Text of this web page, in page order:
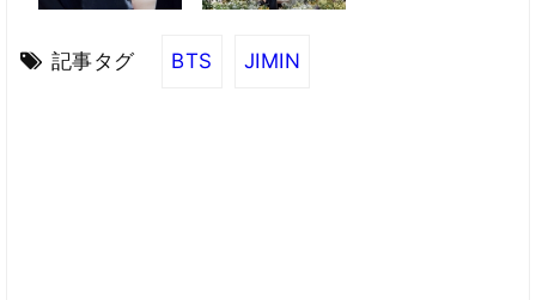
記事タグ BTS JIMIN